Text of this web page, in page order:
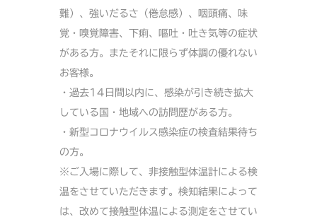
難）、強いだるさ（倦怠感）、咽頭痛、味
覚・嗅覚障害、下痢、嘔吐・吐き気等の症状
がある方。またそれに限らず体調の優れない
お客様。
・過去14日間以内に、感染が引き続き拡大
している国・地域への訪問歴がある方。
・新型コロナウイルス感染症の検査結果待ち
の方。
※ご入場に際して、非接触型体温計による検
温をさせていただきます。検知結果によって
は、改めて接触型体温による測定をさせてい